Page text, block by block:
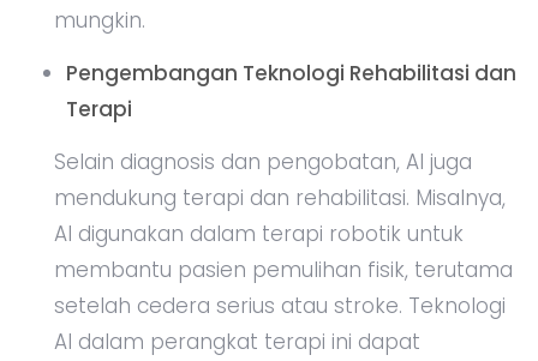
mungkin.
Pengembangan Teknologi Rehabilitasi dan
Terapi
Selain diagnosis dan pengobatan, AI juga
mendukung terapi dan rehabilitasi. Misalnya,
AI digunakan dalam terapi robotik untuk
membantu pasien pemulihan fisik, terutama
setelah cedera serius atau stroke. Teknologi
AI dalam perangkat terapi ini dapat